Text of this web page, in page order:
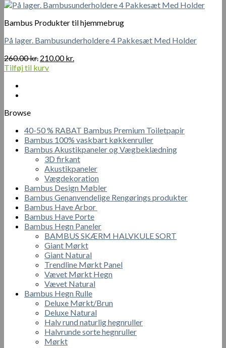
344.00 kr.
vare
flere
Mulighederne
vælges
på
Bambus Produkter til hjemmebrug
På lager. Bambusunderholdere 4 Pakkesæt Med Holder
260.00kr. Den
oprindelige
210.00kr.
Tilføj til kurv
Browse
40-50 % RABAT Bambus Premium Toiletpapir
Bambus 100% vaskbart køkkenruller
Bambus Akustikpaneler og Vægbeklædning
3D firkant
Akustikpaneler
Vægdekoration
Bambus Design Møbler
Bambus Genanvendelige Rengørings produkter
Bambus Have Arbor
Bambus Have Porte
Bambus Hegn Paneler
BAMBUS SKÆRM HALVKULE SORT
Giant Mørkt
Giant Natural
Trendline Mørkt Panel
Vævet Mørkt Hegn
Vævet Natural
Bambus Hegn Rulle
Deluxe Mørkt/Brun
Deluxe Natural
Halv rund naturlig hegnruller
Halvrunde sorte hegnruller
Mørkt